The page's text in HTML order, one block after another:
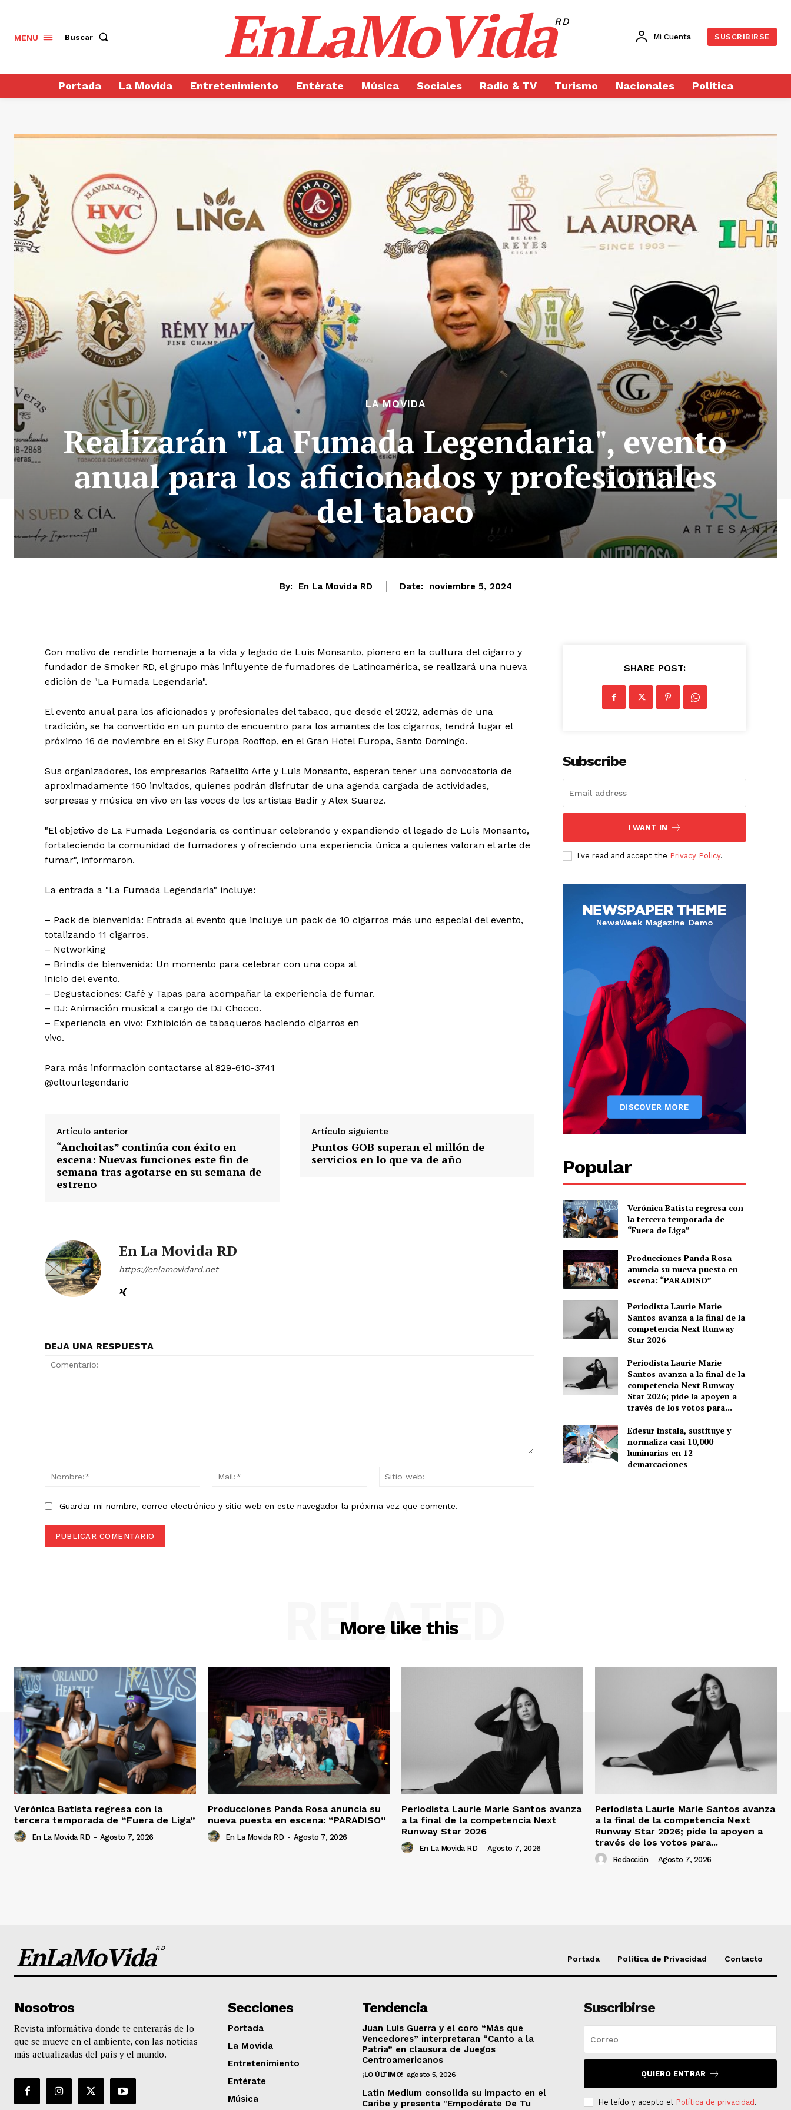
Albert Pujols
Albert Pujols
MENU Buscar EnLaMoVidaRD
Mi Cuenta SUSCRIBIRSE
Portada La Movida Entretenimiento Entérate Música Sociales Radio & TV Turismo Nacionales Política
LA MOVIDA
Realizarán "La Fumada Legendaria", evento
anual para los aficionados y profesionales
del tabaco
By: En La Movida RD Date: noviembre 5, 2024
Con motivo de rendirle homenaje a la vida y legado de Luis Monsanto, pionero en la cultura del cigarro y
fundador de Smoker RD, el grupo más influyente de fumadores de Latinoamérica, se realizará una nueva
edición de "La Fumada Legendaria".
El evento anual para los aficionados y profesionales del tabaco, que desde el 2022, además de una
tradición, se ha convertido en un punto de encuentro para los amantes de los cigarros, tendrá lugar el
próximo 16 de noviembre en el Sky Europa Rooftop, en el Gran Hotel Europa, Santo Domingo.
Sus organizadores, los empresarios Rafaelito Arte y Luis Monsanto, esperan tener una convocatoria de
aproximadamente 150 invitados, quienes podrán disfrutar de una agenda cargada de actividades,
sorpresas y música en vivo en las voces de los artistas Badir y Alex Suarez.
"El objetivo de La Fumada Legendaria es continuar celebrando y expandiendo el legado de Luis Monsanto,
fortaleciendo la comunidad de fumadores y ofreciendo una experiencia única a quienes valoran el arte de
fumar", informaron.
La entrada a "La Fumada Legendaria" incluye:
– Pack de bienvenida: Entrada al evento que incluye un pack de 10 cigarros más uno especial del evento,
totalizando 11 cigarros.
– ⁠Networking
– Brindis de bienvenida: Un momento para celebrar con una copa al
inicio del evento.
– Degustaciones: Café y Tapas para acompañar la experiencia de fumar.
– DJ: Animación musical a cargo de DJ Chocco.
– Experiencia en vivo: Exhibición de tabaqueros haciendo cigarros en
vivo.
Para más información contactarse al 829-610-3741
@eltourlegendario
Artículo anterior
“Anchoitas” continúa con éxito en
escena: Nuevas funciones este fin de
semana tras agotarse en su semana de
estreno
Artículo siguiente
Puntos GOB superan el millón de
servicios en lo que va de año
En La Movida RD
https://enlamovidard.net
DEJA UNA RESPUESTA
Nombre:*
Mail:*
Guardar mi nombre, correo electrónico y sitio web en este navegador la próxima vez que comente.
SHARE POST:
Subscribe
I WANT IN
I've read and accept the Privacy Policy.
Popular
Verónica Batista regresa con
la tercera temporada de
“Fuera de Liga”
Producciones Panda Rosa
anuncia su nueva puesta en
escena: “PARADISO”
Periodista Laurie Marie
Santos avanza a la final de la
competencia Next Runway
Star 2026
Periodista Laurie Marie
Santos avanza a la final de la
competencia Next Runway
Star 2026; pide la apoyen a
través de los votos para...
Edesur instala, sustituye y
normaliza casi 10,000
luminarias en 12
demarcaciones
More like this
RELATED
Verónica Batista regresa con la
tercera temporada de “Fuera de Liga”
En La Movida RD - Agosto 7, 2026
Producciones Panda Rosa anuncia su
nueva puesta en escena: “PARADISO”
En La Movida RD - Agosto 7, 2026
Periodista Laurie Marie Santos avanza
a la final de la competencia Next
Runway Star 2026
En La Movida RD - Agosto 7, 2026
Periodista Laurie Marie Santos avanza
a la final de la competencia Next
Runway Star 2026; pide la apoyen a
través de los votos para...
Redacción - Agosto 7, 2026
EnLaMoVidaRD
Portada Política de Privacidad Contacto
Nosotros
Revista informátiva donde te enterarás de lo
que se mueve en el ambiente, con las noticias
más actualizadas del país y el mundo.
Secciones
Portada
La Movida
Entretenimiento
Entérate
Música
Tendencia
Juan Luis Guerra y el coro “Más que
Vencedores” interpretaran “Canto a la
Patria” en clausura de Juegos
Centroamericanos
¡LO ÚLTIMO! agosto 5, 2026
Latin Medium consolida su impacto en el
Caribe y presenta "Empodérate De Tu
Suscribirse
QUIERO ENTRAR
He leído y acepto el Política de privacidad .